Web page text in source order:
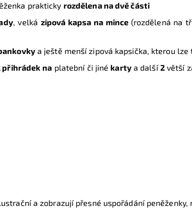
prakticky rozdělena na dvě části
, velká zipová kapsa na mince (rozdělená na
a ještě menší zipová kapsička, kterou lze
přihrádek na platební či jiné kartya další2větší
a zobrazují přesné uspořádání peněženky,